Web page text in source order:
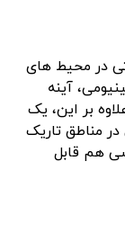
در محیط های
آینه
بر این، یک
مناطق تاریک
هم قابل